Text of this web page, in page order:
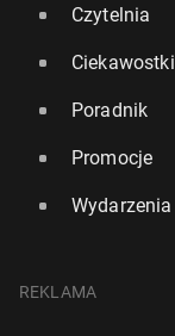
Czytelnia
Ciekawostki
Poradnik
Promocje
Wydarzenia
REKLAMA